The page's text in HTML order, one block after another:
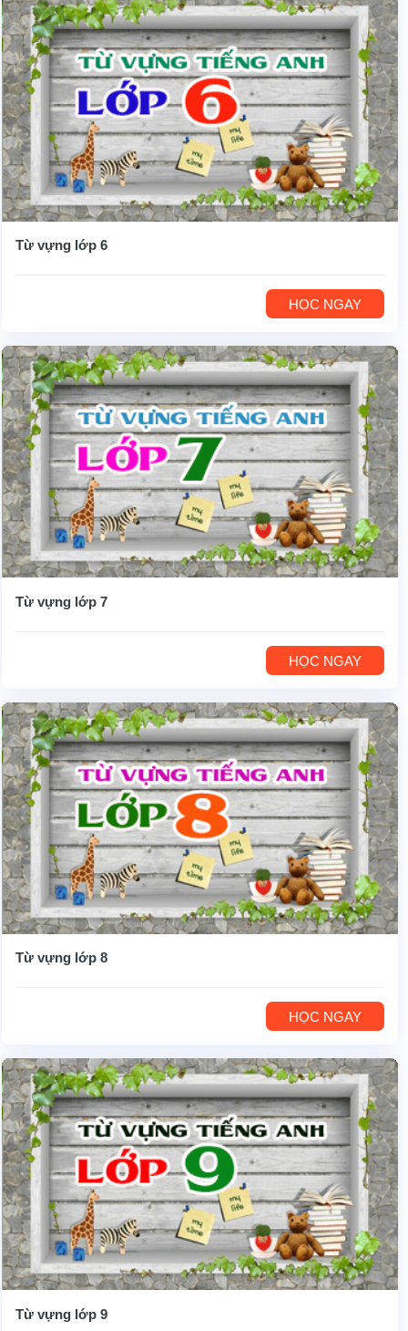
Từ vựng lớp 6
HỌC NGAY
Từ vựng lớp 7
HỌC NGAY
Từ vựng lớp 8
HỌC NGAY
Từ vựng lớp 9